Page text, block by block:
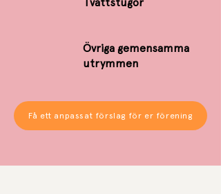
Övriga gemensamma
utrymmen
Få ett anpassat förslag för er förening